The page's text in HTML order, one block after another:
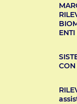
CON